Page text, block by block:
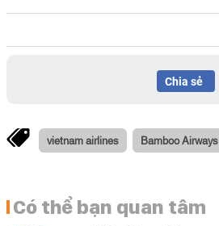
Chia sẻ
vietnam airlines Bamboo Airways
Có thể bạn quan tâm